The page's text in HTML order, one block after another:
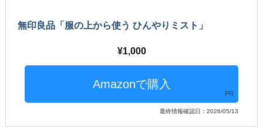
無印良品「服の上から使う ひんやりミスト」
1,000
PR
最終情報確認日：2026/05/13